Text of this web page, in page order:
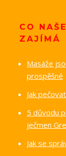
CO
ZAJÍMÁ
Masáže
prospěšné
Jak
5 důvodu
ječmen
Jak se